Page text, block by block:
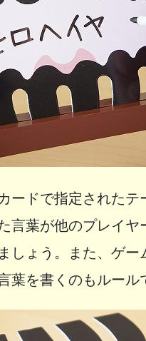
ードで指定された
言葉が他のプレイ
しょう。また、ゲ
を書くのもルール